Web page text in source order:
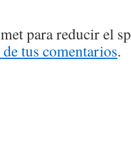
para reducir el
tus comentarios.